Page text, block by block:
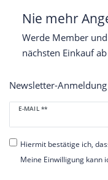
Nie mehr
Werde Member
nächsten Einkauf
Newsletter-Anmeldung
E-MAIL **
Newsletter
Honig
Hiermit bestätige ich,
Meine Einwilligung